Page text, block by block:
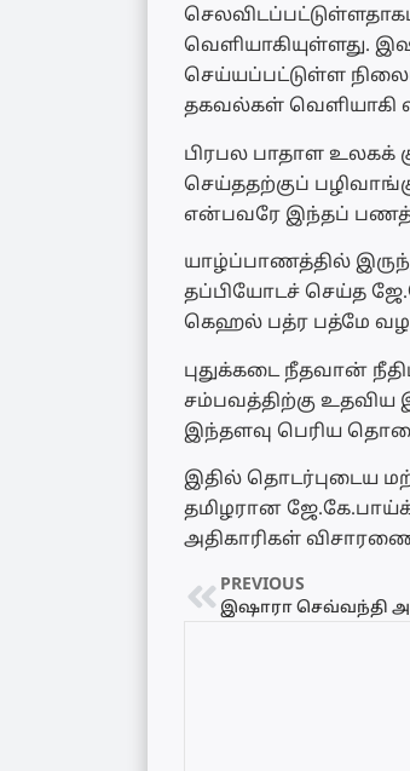
வெளியாகியுள்ளது.
செய்யப்பட்டுள்ள
தகவல்கள் வெளியாகி
பிரபல பாதாள
செய்ததற்குப்
என்பவரே இந்தப்
யாழ்ப்பாணத்தில்
தப்பியோடச் செய்த
கெஹல் பத்ர பத்மே
புதுக்கடை நீதவான்
சம்பவத்திற்கு
இந்தளவு பெரிய
இதில் தொடர்புடைய
தமிழரான
அதிகாரிகள்
PREVIOUS